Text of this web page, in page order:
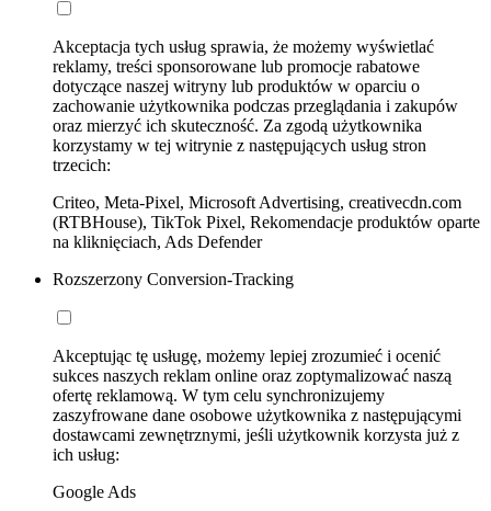
Akceptacja tych usług sprawia, że możemy wyświetlać
reklamy, treści sponsorowane lub promocje rabatowe
dotyczące naszej witryny lub produktów w oparciu o
zachowanie użytkownika podczas przeglądania i zakupów
oraz mierzyć ich skuteczność. Za zgodą użytkownika
korzystamy w tej witrynie z następujących usług stron
trzecich:
Criteo, Meta-Pixel, Microsoft Advertising, creativecdn.com
(RTBHouse), TikTok Pixel, Rekomendacje produktów oparte
na kliknięciach, Ads Defender
Rozszerzony Conversion-Tracking
Akceptując tę usługę, możemy lepiej zrozumieć i ocenić
sukces naszych reklam online oraz zoptymalizować naszą
ofertę reklamową. W tym celu synchronizujemy
zaszyfrowane dane osobowe użytkownika z następującymi
dostawcami zewnętrznymi, jeśli użytkownik korzysta już z
ich usług:
Google Ads